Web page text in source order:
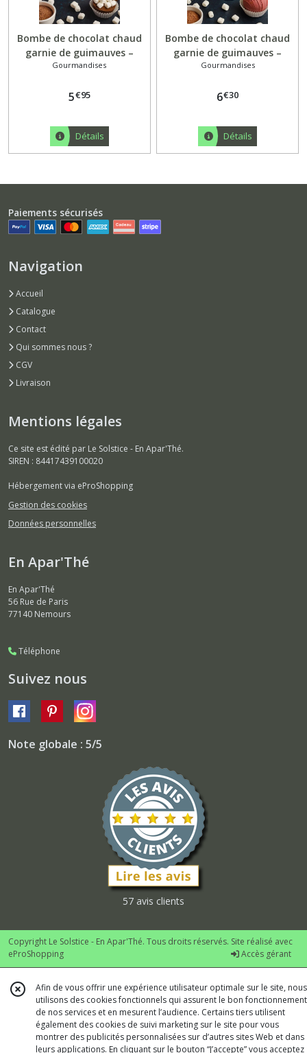
Bombe de chocolat chaud
garnie de guimauves –
Chocolat Noir 70 %
Gourmandises
5€95
Détails
Bombe de chocolat chaud
garnie de guimauves –
Chocolat Ruby
Gourmandises
6€30
Détails
Paiements sécurisés
Navigation
Accueil
Catalogue
Contact
Qui sommes nous ?
CGV
Livraison
Mentions légales
Ce site est édité par Le Solstice - En Apar'Thé.
SIREN : 84417439100020
Hébergement via eProShopping
Gestion des cookies
Données personnelles
En Apar'Thé
En Apar'Thé
56 Rue de Paris
77140 Nemours
Téléphone
Suivez nous
Note globale : 5/5
57 avis clients
Copyright Le Solstice - En Apar'Thé. Tous droits réservés. Site réalisé avec
eProShopping
Accès gérant
Afin de vous offrir une expérience utilisateur optimale sur le site, nous
utilisons des cookies fonctionnels qui assurent le bon fonctionnement
de nos services et en mesurent l’audience. Certains tiers utilisent
également des cookies de suivi marketing sur le site pour vous
montrer des publicités personnalisées sur d’autres sites Web et dans
leurs applications. En cliquant sur le bouton “J’accepte” vous acceptez